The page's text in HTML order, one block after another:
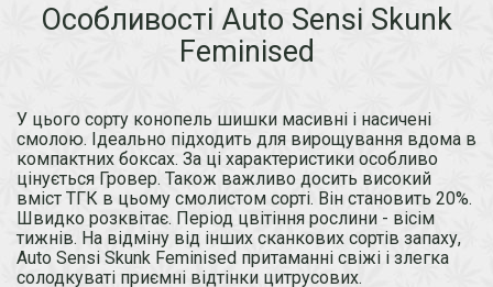
Особливості Auto Sensi Skunk
Feminised
У цього сорту конопель шишки масивні і насичені
смолою. Ідеально підходить для вирощування вдома в
компактних боксах. За ці характеристики особливо
цінується Гровер. Також важливо досить високий
вміст ТГК в цьому смолистом сорті. Він становить 20%.
Швидко розквітає. Період цвітіння рослини - вісім
тижнів. На відміну від інших сканкових сортів запаху,
Auto Sensi Skunk Feminised притаманні свіжі і злегка
солодкуваті приємні відтінки цитрусових.